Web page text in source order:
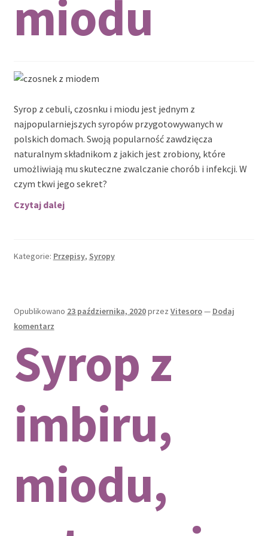
miodu
Syrop z cebuli, czosnku i miodu jest jednym z
najpopularniejszych syropów przygotowywanych w
polskich domach. Swoją popularność zawdzięcza
naturalnym składnikom z jakich jest zrobiony, które
umożliwiają mu skuteczne zwalczanie chorób i infekcji. W
czym tkwi jego sekret?
Czytaj dalejSyrop
i
Kategorie: Przepisy, Syropy
Opublikowano 23 października, 2020przez Vitesoro— Dodaj
komentarz
Syrop z
imbiru,
miodu,